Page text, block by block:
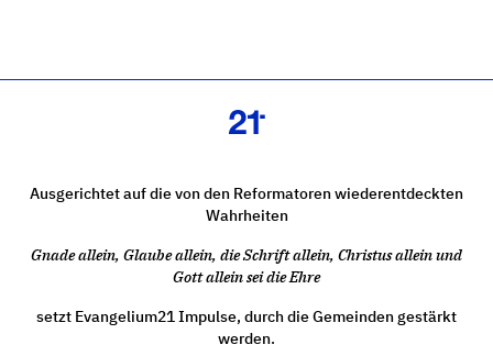
Ausgerichtet auf die von den Reformatoren wiederentdeckten
Wahrheiten
Gnade allein, Glaube allein, die Schrift allein, Christus allein und
Gott allein sei die Ehre
setzt Evangelium21 Impulse, durch die Gemeinden gestärkt
werden.